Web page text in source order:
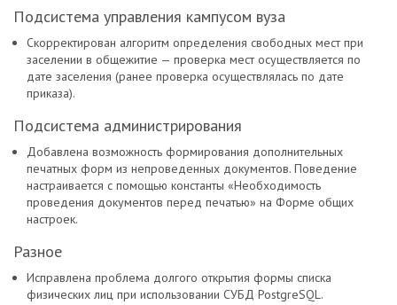
Подсистема управления кампусом вуза
Скорректирован алгоритм определения свободных мест при
заселении в общежитие — проверка мест осуществляется по
дате заселения (ранее проверка осуществлялась по дате
приказа).
Подсистема администрирования
Добавлена возможность формирования дополнительных
печатных форм из непроведенных документов. Поведение
настраивается с помощью константы «Необходимость
проведения документов перед печатью» на Форме общих
настроек.
Разное
Исправлена проблема долгого открытия формы списка
физических лиц при использовании СУБД PostgreSQL.